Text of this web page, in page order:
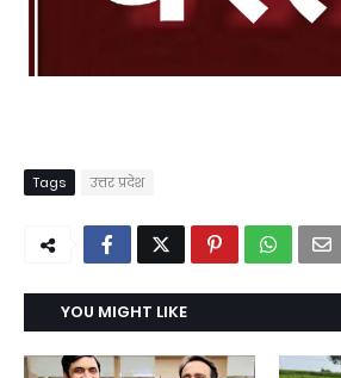
Tags उत्तर प्रदेश
YOU MIGHT LIKE